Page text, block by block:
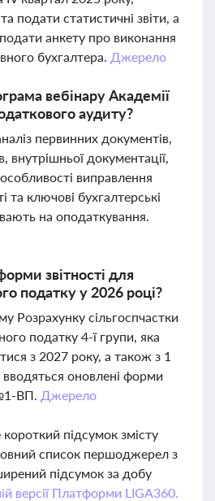
подати статистичні звіти, а
анкету про виконання
бухгалтера. Джерело
вебінару Академії
аудиту?
первинних документів,
внутрішньої документації,
виправлення
та ключові бухгалтерські
на оподаткування.
звітності для
податку у 2026 році?
Розрахунку сільгоспчастки
податку 4-ї групи, яка
з 2027 року, а також з 1
оновлені форми
ВП. Джерело
підсумок змісту
список першоджерел з
підсумок за добу
версії Платформи LIGA360.